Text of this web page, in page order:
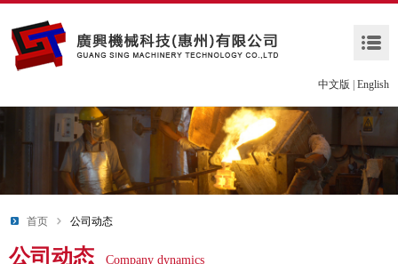
中文版 English
首页 公司动态
公司动态 Company dynamics